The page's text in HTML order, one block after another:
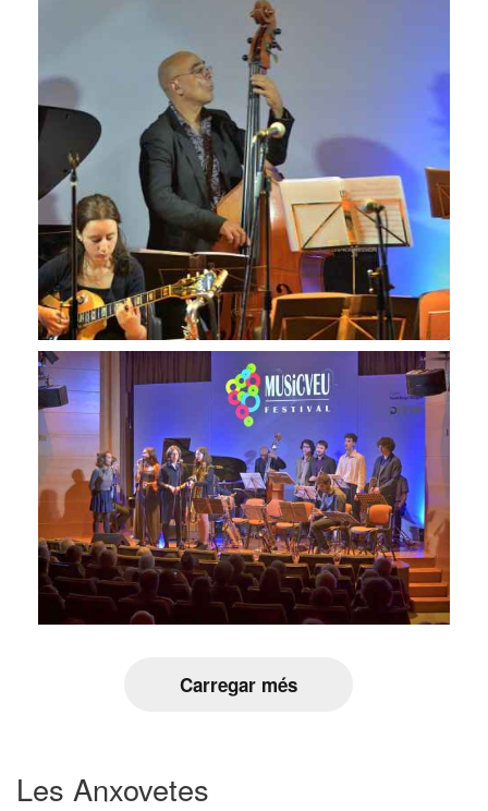
Carregar més
Les Anxovetes